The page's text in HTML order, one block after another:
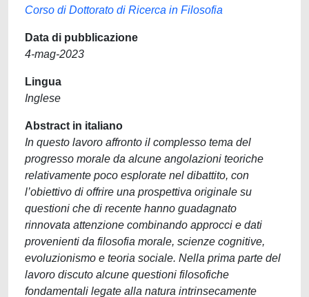
Corso di Dottorato di Ricerca in Filosofia
Data di pubblicazione
4-mag-2023
Lingua
Inglese
Abstract in italiano
In questo lavoro affronto il complesso tema del
progresso morale da alcune angolazioni teoriche
relativamente poco esplorate nel dibattito, con
l’obiettivo di offrire una prospettiva originale su
questioni che di recente hanno guadagnato
rinnovata attenzione combinando approcci e dati
provenienti da filosofia morale, scienze cognitive,
evoluzionismo e teoria sociale. Nella prima parte del
lavoro discuto alcune questioni filosofiche
fondamentali legate alla natura intrinsecamente